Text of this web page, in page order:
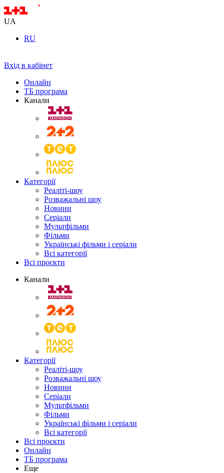
UA
RU
Вхід в кабінет
Онлайн
ТБ програма
Канали
Категорії
Реаліті-шоу
Розважальні шоу
Новини
Серіали
Мультфільми
Фільми
Українські фільми і серіали
Всі категорії
Всі проєкти
Канали
Категорії
Реаліті-шоу
Розважальні шоу
Новини
Серіали
Мультфільми
Фільми
Українські фільми і серіали
Всі категорії
Всі проєкти
Онлайн
ТБ програма
Еще